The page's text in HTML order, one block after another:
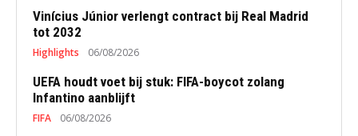
Vinícius Júnior verlengt contract bij Real Madrid
tot 2032
Highlights 06/08/2026
UEFA houdt voet bij stuk: FIFA-boycot zolang
Infantino aanblijft
FIFA 06/08/2026